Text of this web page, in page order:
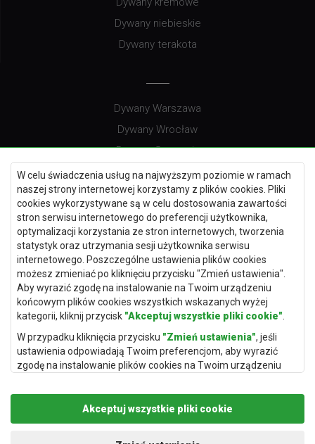
W celu świadczenia usług na najwyższym poziomie w ramach
naszej strony internetowej korzystamy z plików cookies. Pliki
cookies wykorzystywane są w celu dostosowania zawartości
stron serwisu internetowego do preferencji użytkownika,
optymalizacji korzystania ze stron internetowych, tworzenia
statystyk oraz utrzymania sesji użytkownika serwisu
internetowego. Poszczególne ustawienia plików cookies
możesz zmieniać po kliknięciu przycisku "Zmień ustawienia".
Aby wyrazić zgodę na instalowanie na Twoim urządzeniu
końcowym plików cookies wszystkich wskazanych wyżej
kategorii, kliknij przycisk "Akceptuj wszystkie pliki cookie"
W przypadku kliknięcia przycisku "Zmień ustawienia", jeśli
ustawienia odpowiadają Twoim preferencjom, aby wyrazić
zgodę na instalowanie plików cookies na Twoim urządzeniu
"Zapisz i zaakceptuj".
Podstawą przetwarzania danych osobowych, w zakresie w
Akceptuj wszystkie pliki cookie
Dywany niebieskie
Dywany terakota
Dywany Warszawa
Dywany Wrocław
Dywany Szczecin
Dywany Lublin
Dywany Kraków
Dywany Poznań
Dywany Gdynia
Dywany Białystok
Dywany Kielce
Dywany Toruń
Dywany Bydgoszcz